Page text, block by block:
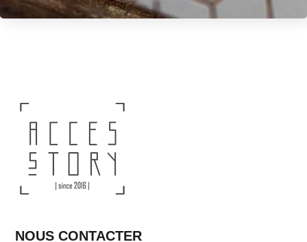
NOUS CONTACTER